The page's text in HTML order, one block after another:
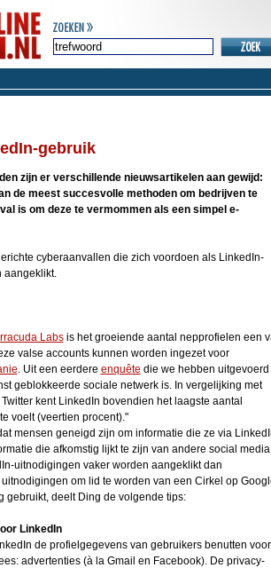
gebruik
zijn er verschillende nieuwsartikelen aan gewijd:
de meest succesvolle methoden om bedrijven te
is om deze te vermommen als een simpel e-
cyberaanvallen die zich voordoen als LinkedIn-
aangeklikt.
Labsis het groeiende aantal nepprofielen een
valse accounts kunnen worden ingezet voor
. Uit een eerdere enquête die we hebben uitgevoerd
geblokkeerde sociale netwerk is. In vergelijking met
kent LinkedIn bovendien het laagste aantal
voelt (veertien procent)."
mensen geneigd zijn om informatie die ze via
die afkomstig lijkt te zijn van andere social
uitnodigingen vaker worden aangeklikt dan
om lid te worden van een Cirkel op
gebruikt, deelt Ding de volgende tips:
LinkedIn
de profielgegevens van gebruikers benutten voor
advertenties (à la Gmail en Facebook). De privacy-